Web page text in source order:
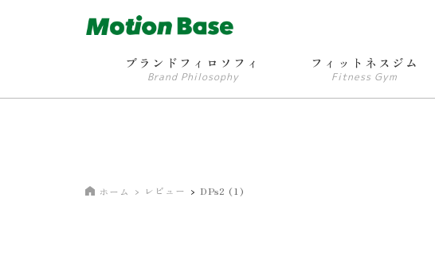
ブランドフィロソフィ
Brand Philosophy
フィットネスジム
Fitness Gym
ホーム レビュー DPs2 (1)